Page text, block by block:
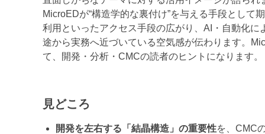
MicroEDが“構造学的な裏付け”を与える手段とし
利用といったアクセス手段の広がり、AI・自動化
途から実務へ近づいている空気感が伝わります。
て、開発・分析・CMCの読者のヒントになります。
見どころ
開発を左右する「結晶構造」の重要性を、CMC